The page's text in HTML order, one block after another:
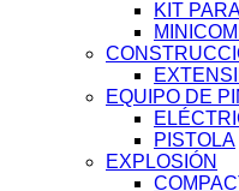
KIT
EQUIPO DE
PISTOLA
EXPLOSIÓN